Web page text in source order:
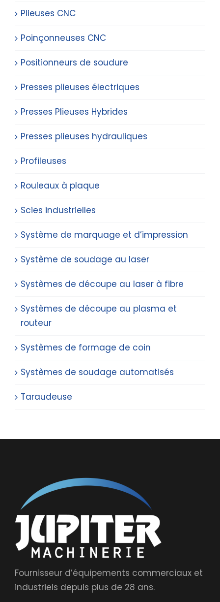
Plieuses CNC
Poinçonneuses CNC
Positionneurs de soudure
Presses plieuses électriques
Presses Plieuses Hybrides
Presses plieuses hydrauliques
Profileuses
Rouleaux à plaque
Scies industrielles
Système de marquage et d’impression
Système de soudage au laser
Systèmes de découpe au laser à fibre
Systèmes de découpe au plasma et
routeur
Systèmes de formage de coin
Systèmes de soudage automatisés
Taraudeuse
Fournisseur d’équipements commerciaux et
industriels depuis plus de 28 ans.